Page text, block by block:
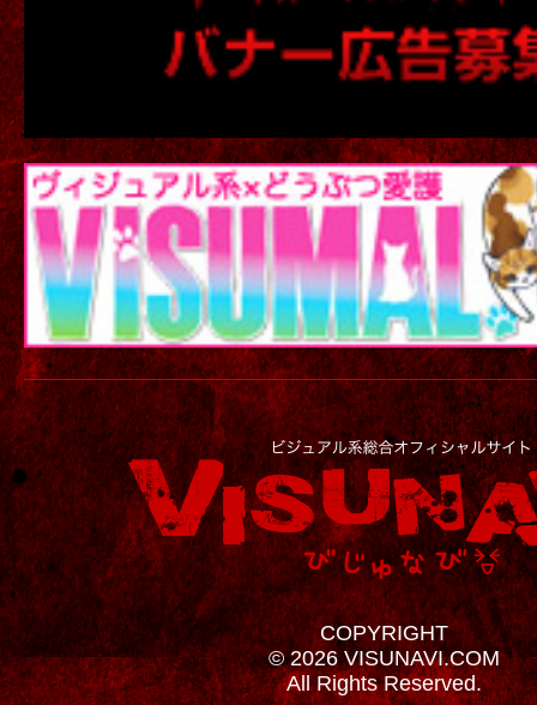
COPYRIGHT
© 2026 VISUNAVI.COM
All Rights Reserved.